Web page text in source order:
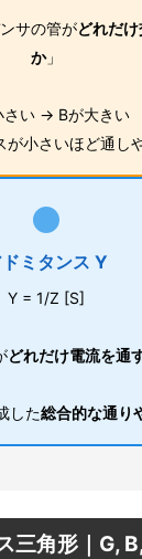
サの管がどれだ
か」
さい → Bが大きい
が小さいほど通し
ミタンス Y
Y = 1/Z [S]
どれだけ電流を通
した総合的な通り
三角形｜G,